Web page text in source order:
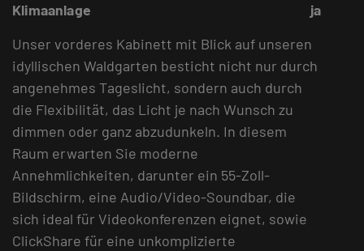
Klimaanlage
ja
Unser vorderes Kabinett mit Blick auf unseren
idyllischen Waldgarten besticht nicht nur durch
angenehmes Tageslicht, sondern auch durch
die Flexibilität, das Licht je nach Wunsch zu
dimmen oder ganz abzudunkeln. In diesem
Raum erwarten Sie moderne
Annehmlichkeiten, darunter ein 55-Zoll-
Bildschirm, eine Audio/Video-Soundbar, die
sich ideal für Videokonferenzen eignet, sowie
ClickShare für eine unkomplizierte